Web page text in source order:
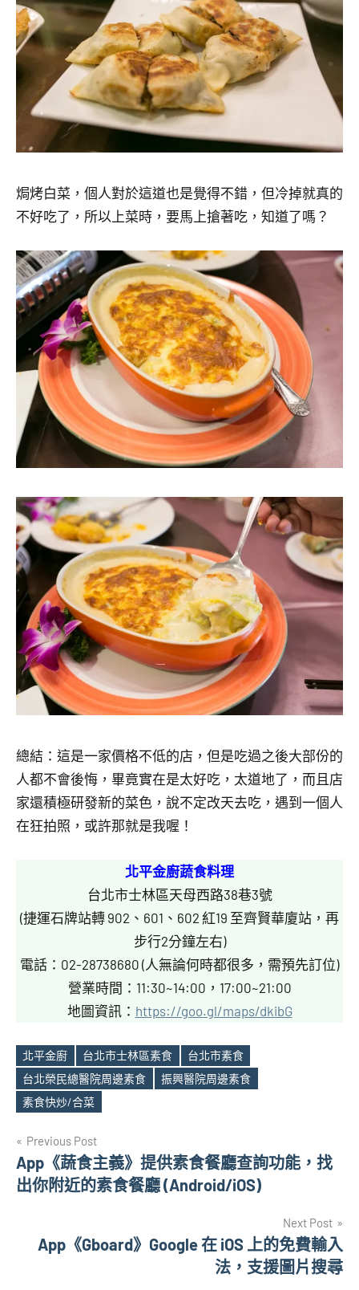
焗烤白菜，個人對於這道也是覺得不錯，但冷掉就真的
不好吃了，所以上菜時，要馬上搶著吃，知道了嗎？
總結：這是一家價格不低的店，但是吃過之後大部份的
人都不會後悔，畢竟實在是太好吃，太道地了，而且店
家還積極研發新的菜色，說不定改天去吃，遇到一個人
在狂拍照，或許那就是我喔！
北平金廚蔬食料理
台北市士林區天母西路38巷3號
(捷運石牌站轉 902、601、602 紅19 至齊賢華廈站，再
步行2分鐘左右)
電話：02-28738680 (人無論何時都很多，需預先訂位)
營業時間：11:30~14:00，17:00~21:00
地圖資訊： https://goo.gl/maps/dkibG
Tags
北平金廚 台北市士林區素食
台北市素食
台北榮民總醫院周邊素食
振興醫院周邊素食
素食快炒/合菜
文
章
Previous Post
App《蔬食主義》提供素食餐廳查詢功能，找
出你附近的素食餐廳 (Android/iOS)
Next Post
App《Gboard》Google 在 iOS 上的免費輸入
法，支援圖片搜尋